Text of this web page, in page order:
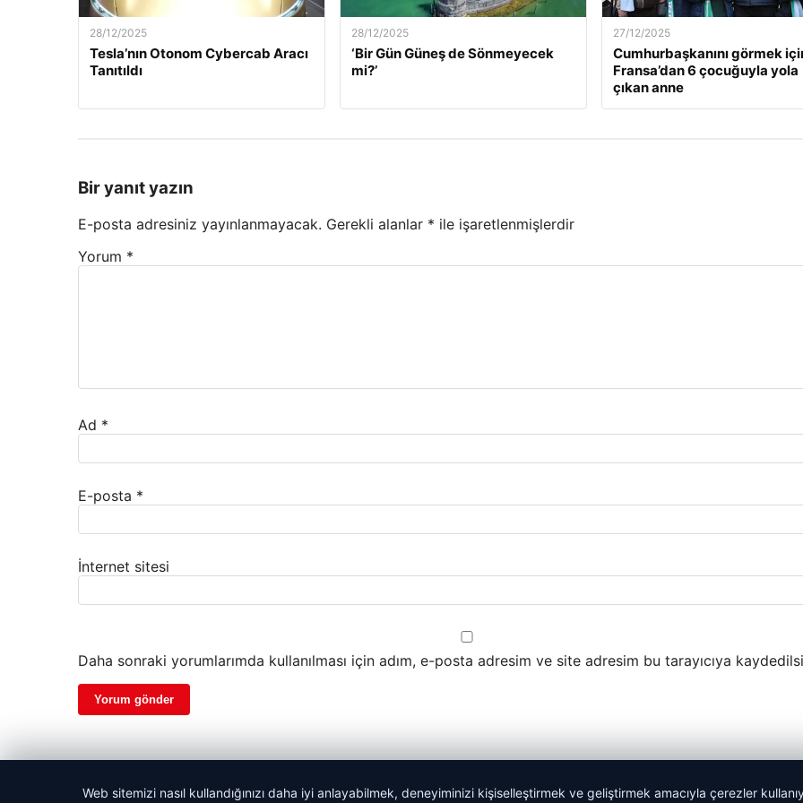
28/12/2025
Tesla’nın Otonom Cybercab Aracı
Tanıtıldı
28/12/2025
‘Bir Gün Güneş de Sönmeyecek
mi?’
27/12/2025
Cumhurbaşkanını görmek
Fransa’dan 6 çocuğuyla yola
çıkan anne
Bir yanıt yazın
E-posta adresiniz yayınlanmayacak. Gerekli alanlar * ile işaretlenmişlerdir
Yorum *
Ad *
E-posta *
İnternet sitesi
Daha sonraki yorumlarımda kullanılması için adım, e-posta adresim ve site adresim bu tarayıcıya
© 2026 Haber Yön
Web sitemizi nasıl kullandığınızı daha iyi anlayabilmek, deneyiminizi kişiselleştirmek ve geliştirmek amacıyla çerezler